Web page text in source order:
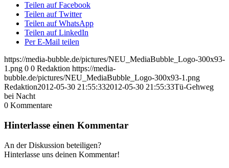
Teilen auf Facebook
Teilen auf Twitter
Teilen auf WhatsApp
Teilen auf LinkedIn
Per E-Mail teilen
https://media-bubble.de/pictures/NEU_MediaBubble_Logo-300x93-
1.png 0 0 Redaktion https://media-
bubble.de/pictures/NEU_MediaBubble_Logo-300x93-1.png
Redaktion2012-05-30 21:55:332012-05-30 21:55:33Tü-Gehweg
bei Nacht
0 Kommentare
Hinterlasse einen Kommentar
An der Diskussion beteiligen?
Hinterlasse uns deinen Kommentar!